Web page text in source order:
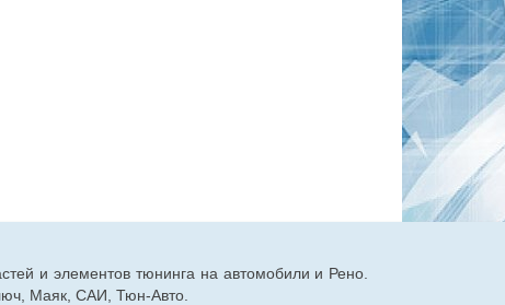
и элементов тюнинга на автомобили и Рено.
Маяк, САИ, Тюн-Авто.